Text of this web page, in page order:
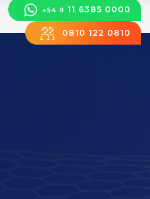
0810 122 0810
+54 9 11 6385 0000